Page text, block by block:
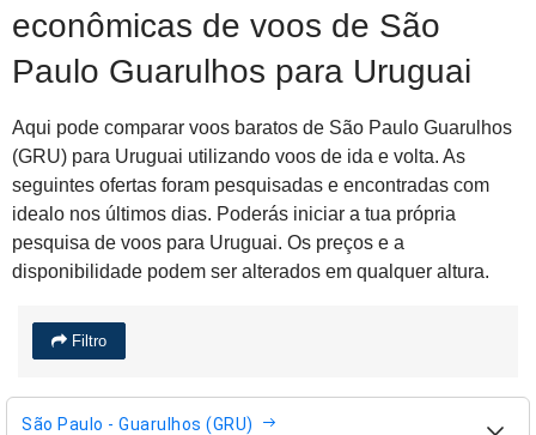
econômicas de voos de São
Paulo Guarulhos para Uruguai
Aqui pode comparar voos baratos de São Paulo Guarulhos
(GRU) para Uruguai utilizando voos de ida e volta. As
seguintes ofertas foram pesquisadas e encontradas com
idealo nos últimos dias. Poderás iniciar a tua própria
pesquisa de voos para Uruguai. Os preços e a
disponibilidade podem ser alterados em qualquer altura.
Filtro
São Paulo - Guarulhos (GRU)